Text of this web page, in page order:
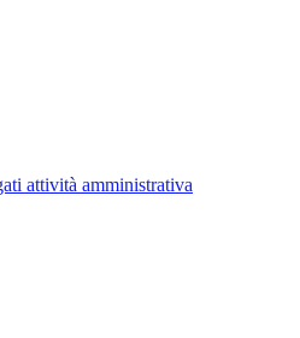
attività amministrativa